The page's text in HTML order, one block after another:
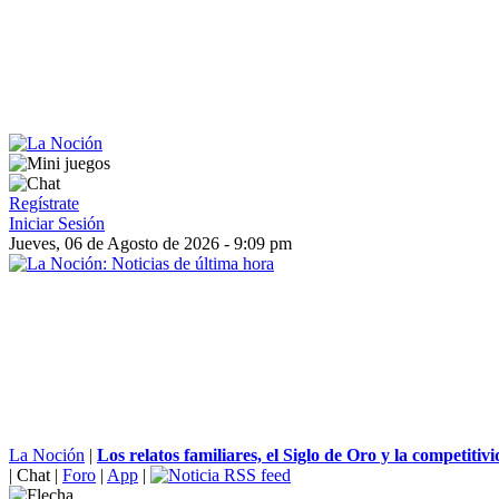
Regístrate
Iniciar Sesión
Jueves, 06 de Agosto de 2026 - 9:09 pm
La Noción | Los relatos familiares, el Siglo de Oro y la
| Chat | Foro | App |